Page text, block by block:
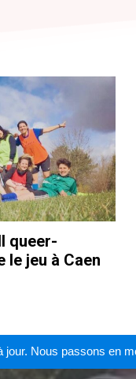
queer-
jeu à Caen